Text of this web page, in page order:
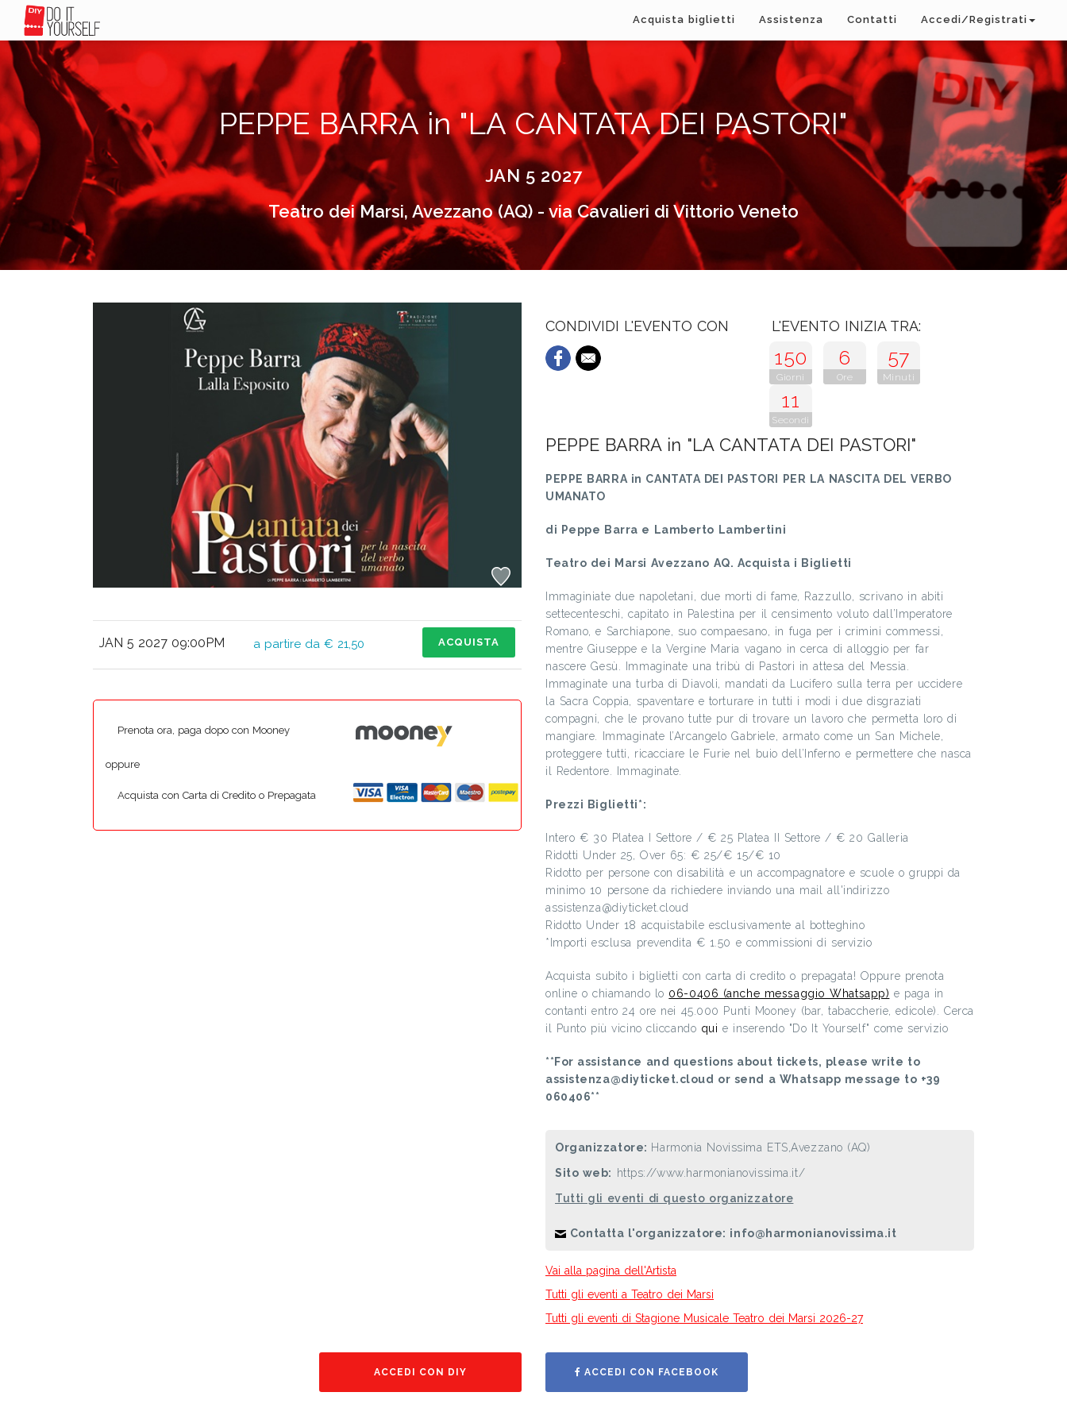
Acquista biglietti Assistenza Contatti Accedi/Registrati
PEPPE BARRA in "LA CANTATA DEI PASTORI"
JAN 5 2027
Teatro dei Marsi, Avezzano (AQ) - via Cavalieri di Vittorio Veneto
JAN 5 2027 09:00PM a partire da € 21,50 ACQUISTA
Prenota ora, paga dopo con Mooney
oppure
Acquista con Carta di Credito o Prepagata
CONDIVIDI L'EVENTO CON L'EVENTO INIZIA TRA:
150
Giorni
6
Ore
57
Minuti
9
Secondi
PEPPE BARRA in "LA CANTATA DEI PASTORI"
PEPPE BARRA in CANTATA DEI PASTORI PER LA NASCITA DEL VERBO
UMANATO
di Peppe Barra e Lamberto Lambertini
Teatro dei Marsi Avezzano AQ. Acquista i Biglietti
Immaginiate due napoletani, due morti di fame, Razzullo, scrivano in abiti
settecenteschi, capitato in Palestina per il censimento voluto dall’Imperatore
Romano, e Sarchiapone, suo compaesano, in fuga per i crimini commessi,
mentre Giuseppe e la Vergine Maria vagano in cerca di alloggio per far
nascere Gesù. Immaginate una tribù di Pastori in attesa del Messia.
Immaginate una turba di Diavoli, mandati da Lucifero sulla terra per uccidere
la Sacra Coppia, spaventare e torturare in tutti i modi i due disgraziati
compagni, che le provano tutte pur di trovare un lavoro che permetta loro di
mangiare. Immaginate l’Arcangelo Gabriele, armato come un San Michele,
proteggere tutti, ricacciare le Furie nel buio dell’Inferno e permettere che nasca
il Redentore. Immaginate.
Prezzi Biglietti*:
Intero € 30 Platea I Settore / € 25 Platea II Settore / € 20 Galleria
Ridotti Under 25, Over 65: € 25/€ 15/€ 10
Ridotto per persone con disabilità e un accompagnatore e scuole o gruppi da
minimo 10 persone da richiedere inviando una mail all'indirizzo
assistenza@diyticket.cloud
Ridotto Under 18 acquistabile esclusivamente al botteghino
*Importi esclusa prevendita € 1.50 e commissioni di servizio
Acquista subito i biglietti con carta di credito o prepagata! Oppure prenota
online o chiamando lo 06-0406 (anche messaggio Whatsapp) e paga in
contanti entro 24 ore nei 45.000 Punti Mooney (bar, tabaccherie, edicole). Cerca
il Punto più vicino cliccando qui e inserendo "Do It Yourself" come servizio
**For assistance and questions about tickets, please write to
assistenza@diyticket.cloud or send a Whatsapp message to +39
060406**
Organizzatore: Harmonia Novissima ETS,Avezzano (AQ)
Sito web:
https://www.harmonianovissima.it/
Tutti gli eventi di questo organizzatore
Contatta l'organizzatore: info@harmonianovissima.it
Vai alla pagina dell'Artista
Tutti gli eventi a Teatro dei Marsi
Tutti gli eventi di Stagione Musicale Teatro dei Marsi 2026-27
ACCEDI CON DIY ACCEDI CON FACEBOOK